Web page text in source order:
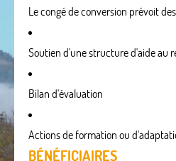
Le congé de conversion prévoit
Soutien d'une structure d'aide au
Bilan d'évaluation
Actions de formation ou
BÉNÉFICIAIRES